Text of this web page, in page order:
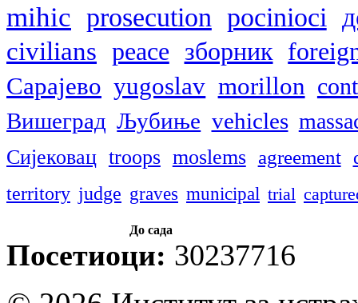
mihic prosecution pocinioci
civilians peace зборник
Сарајево yugoslav morillon
Вишеград Љубиње vehicles
Сијековац troops moslems agreement
territory judge graves municipal trial
До сада
Посетиоци: 30237716